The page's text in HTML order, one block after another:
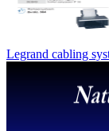
Legrand cabling